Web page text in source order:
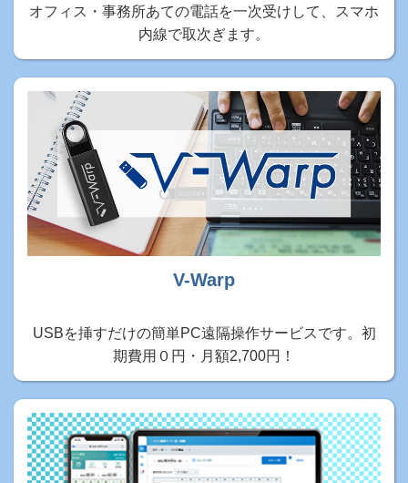
オフィス・事務所あての電話を一次受けして、スマホ
内線で取次ぎます。
V-Warp
USBを挿すだけの簡単PC遠隔操作サービスです。初
期費用０円・月額2,700円！